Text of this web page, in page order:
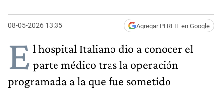
08-05-2026 13:35 Agregar PERFIL en Google
E l hospital Italiano dio a conocer el
parte médico tras la operación
programada a la que fue sometido